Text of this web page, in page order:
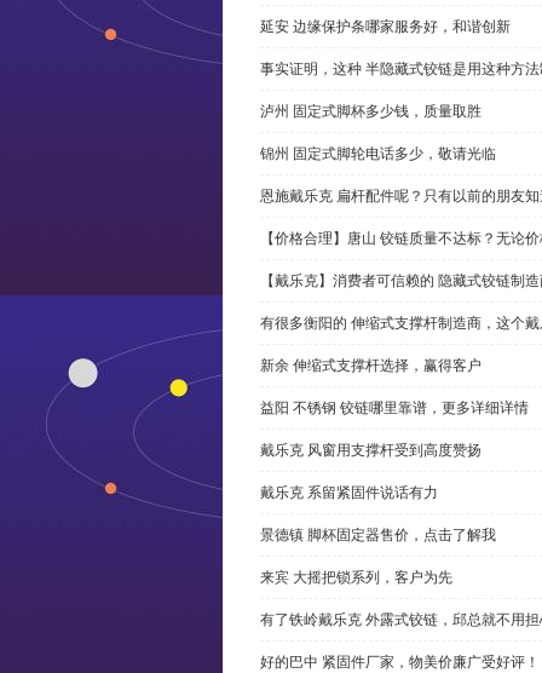
延安 边缘保护条哪家服务好，和谐创新
事实证明，这种 半隐藏式铰链是用这种方
泸州 固定式脚杯多少钱，质量取胜
锦州 固定式脚轮电话多少，敬请光临
恩施戴乐克 扁杆配件呢？只有以前的朋友
【价格合理】唐山 铰链质量不达标？无论
【戴乐克】消费者可信赖的 隐藏式铰链制
有很多衡阳的 伸缩式支撑杆制造商，这个
新余 伸缩式支撑杆选择，赢得客户
益阳 不锈钢 铰链哪里靠谱，更多详细详情
戴乐克 风窗用支撑杆受到高度赞扬
戴乐克 系留紧固件说话有力
景德镇 脚杯固定器售价，点击了解我
来宾 大摇把锁系列，客户为先
有了铁岭戴乐克 外露式铰链，邱总就不用
好的巴中 紧固件厂家，物美价廉广受好评！